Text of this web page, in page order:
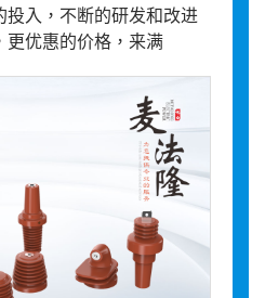
投入，不断的研发和改进
更优惠的价格，来满